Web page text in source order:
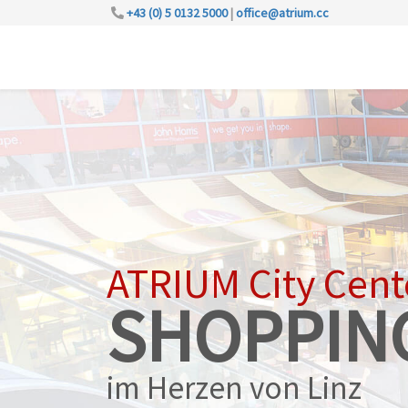
+43 (0) 5 0132 5000|office@atrium.cc
ATRIUM City
im Herzen von Linz